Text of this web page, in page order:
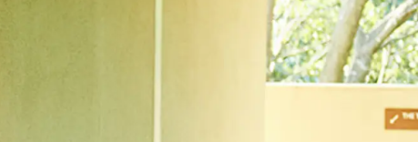
ダイニング
アクティビティ